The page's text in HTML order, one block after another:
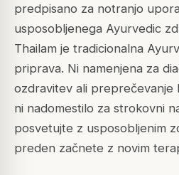
predpisano za notranjo
usposobljenega Ayurvedic
Thailam je tradicionalna
priprava. Ni namenjena za
ozdravitev ali preprečevanje
ni nadomestilo za strokovni
posvetujte z usposobljenim
preden začnete z novim